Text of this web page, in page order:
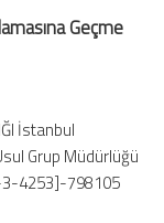
Geçme
İstanbul
Grup Müdürlüğü
3-4253]-798105